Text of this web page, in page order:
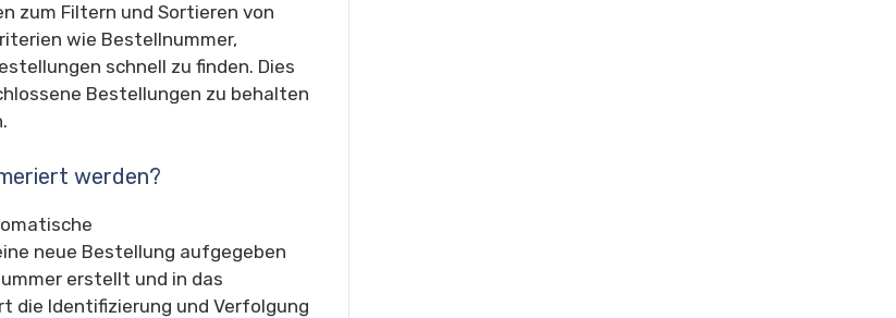
zum Filtern und Sortieren von
wie Bestellnummer,
schnell zu finden. Dies
Bestellungen zu behalten
werden?
neue Bestellung aufgegeben
erstellt und in das
die Identifizierung und Verfolgung